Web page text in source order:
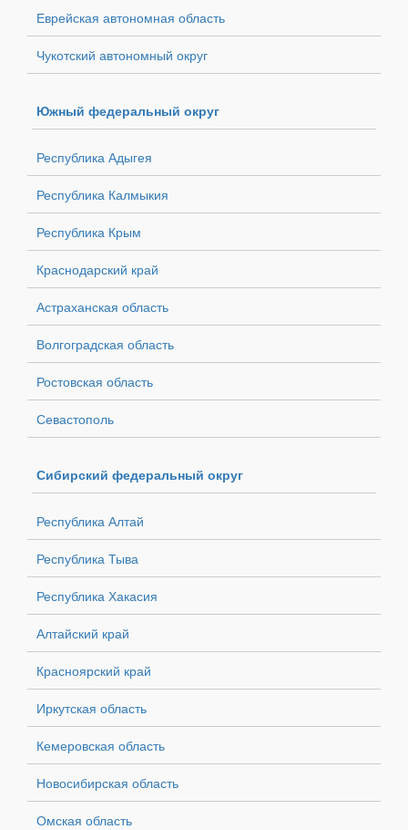
Еврейская автономная область
Чукотский автономный округ
Южный федеральный округ
Республика Адыгея
Республика Калмыкия
Республика Крым
Краснодарский край
Астраханская область
Волгоградская область
Ростовская область
Севастополь
Сибирский федеральный округ
Республика Алтай
Республика Тыва
Республика Хакасия
Алтайский край
Красноярский край
Иркутская область
Кемеровская область
Новосибирская область
Омская область